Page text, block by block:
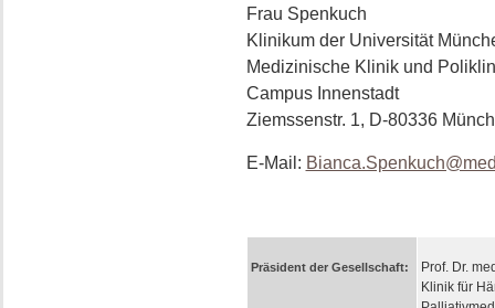
Frau Spenkuch
Klinikum der Universität
Medizinische Klinik und
Campus Innenstadt
Ziemssenstr. 1, D-80336
E-Mail:
Präsident der Gesellschaft:
Prof. Dr.
Klinik für